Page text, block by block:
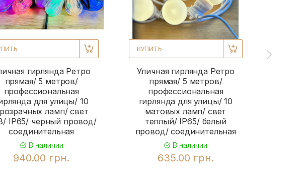
гирлянда Ретро
прямая/ 5 метров/
профессиональная
для улицы/ 10
ламп/ свет
IP65/ черный провод/
соединительная
В наличии
940.00 грн.
КУПИТЬ
Уличная гирлянда Ретро
прямая/ 5 метров/
профессиональная
гирлянда для улицы/ 10
матовых ламп/ свет
теплый/ IP65/ белый
провод/ соединительная
В наличии
635.00 грн.